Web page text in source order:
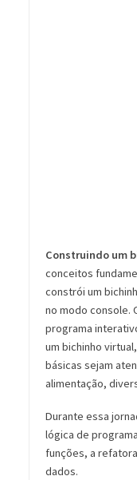
Construindo um
conceitos
constrói um
no modo console.
programa
um bichinho
básicas sejam
alimentação,
Durante essa
lógica de
funções, a
dados.